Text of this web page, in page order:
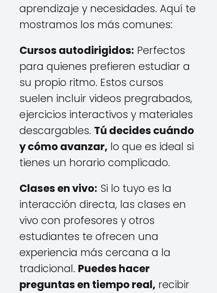
aprendizaje y necesidades. Aquí te
mostramos los más comunes:
Cursos autodirigidos: Perfectos
para quienes prefieren estudiar a
su propio ritmo. Estos cursos
suelen incluir videos pregrabados,
ejercicios interactivos y materiales
descargables. Tú decides cuándo
y cómo avanzar, lo que es ideal si
tienes un horario complicado.
Clases en vivo: Si lo tuyo es la
interacción directa, las clases en
vivo con profesores y otros
estudiantes te ofrecen una
experiencia más cercana a la
tradicional. Puedes hacer
preguntas en tiempo real, recibir